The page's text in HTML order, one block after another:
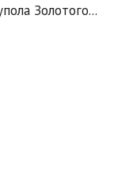
Золотого...